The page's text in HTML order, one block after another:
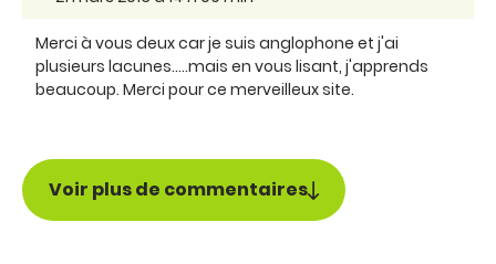
Merci à vous deux car je suis anglophone et j'ai
plusieurs lacunes.....mais en vous lisant, j'apprends
beaucoup. Merci pour ce merveilleux site.
Voir plus de commentaires